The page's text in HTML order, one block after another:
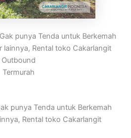
punya Tenda untuk Berkemah
Rental toko Cakarlangit
Outbound
Termurah
punya Tenda untuk Berkemah
Rental toko Cakarlangit